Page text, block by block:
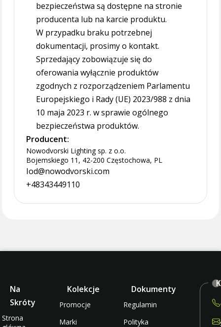
bezpieczeństwa są dostępne na stronie
producenta lub na karcie produktu.
W przypadku braku potrzebnej
dokumentacji, prosimy o kontakt.
Sprzedający zobowiązuje się do
oferowania wyłącznie produktów
zgodnych z rozporządzeniem Parlamentu
Europejskiego i Rady (UE) 2023/988 z dnia
10 maja 2023 r. w sprawie ogólnego
bezpieczeństwa produktów.
Producent:
Nowodvorski Lighting sp. z o.o.
Bojemskiego 11, 42-200 Częstochowa, PL
Iod@nowodvorski.com
+48343449110
Na
Skróty
Strona
Kolekcje
Promocje
Marki
Dokumenty
Regulamin
Polityka